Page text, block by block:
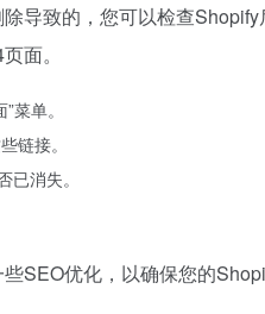
导致的，您可以检查
面。
菜单。
链接。
消失。
SEO优化，以确保您的